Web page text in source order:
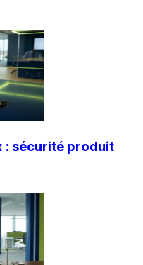
: sécurité produit